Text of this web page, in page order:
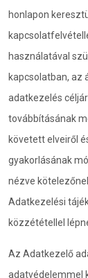
honlapon
használatával
kapcsolatban, az
adatkezelés
továbbításának
követett elveiről
gyakorlásának
nézve
Adatkezelési
közzététellel
Az Adatkezelő
adatvédelemmel